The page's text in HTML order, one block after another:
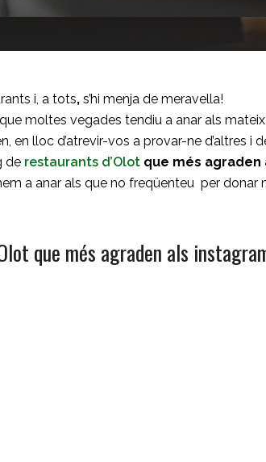
i, a tots, s’hi menja de meravella!
moltes vegades tendiu a anar als
en lloc d’atrevir-vos a provar-ne d’altres i
de restaurants d’Olot que més
a anar als que no freqüenteu per donar
que més agraden als